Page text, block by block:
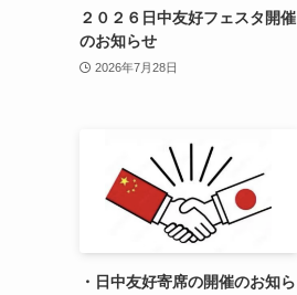
２０２６日中友好フェスタ開催
のお知らせ
2026年7月28日
・日中友好寄席の開催のお知ら